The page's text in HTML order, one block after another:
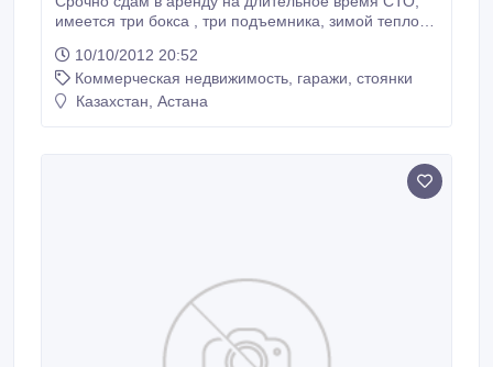
имеется три бокса , три подъемника, зимой тепло,
забором и воротами, рядом расположен новая
действующая элитная сауна, тоже сдается в аренду
за 5000 $. Для реальных клиентов торг
10/10/2012 20:52
Коммерческая недвижимость, гаражи, стоянки
Казахстан, Астана